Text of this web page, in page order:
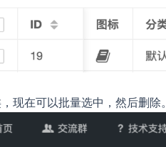
现在可以批量选中，然后删除。